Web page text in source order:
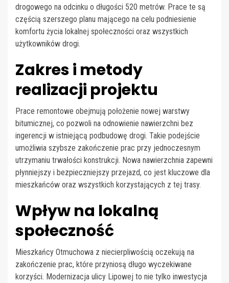
drogowego na odcinku o długości 520 metrów. Prace te są
częścią szerszego planu mającego na celu podniesienie
komfortu życia lokalnej społeczności oraz wszystkich
użytkowników drogi.
Zakres i metody
realizacji projektu
Prace remontowe obejmują położenie nowej warstwy
bitumicznej, co pozwoli na odnowienie nawierzchni bez
ingerencji w istniejącą podbudowę drogi. Takie podejście
umożliwia szybsze zakończenie prac przy jednoczesnym
utrzymaniu trwałości konstrukcji. Nowa nawierzchnia zapewni
płynniejszy i bezpieczniejszy przejazd, co jest kluczowe dla
mieszkańców oraz wszystkich korzystających z tej trasy.
Wpływ na lokalną
społeczność
Mieszkańcy Otmuchowa z niecierpliwością oczekują na
zakończenie prac, które przyniosą długo wyczekiwane
korzyści. Modernizacja ulicy Lipowej to nie tylko inwestycja